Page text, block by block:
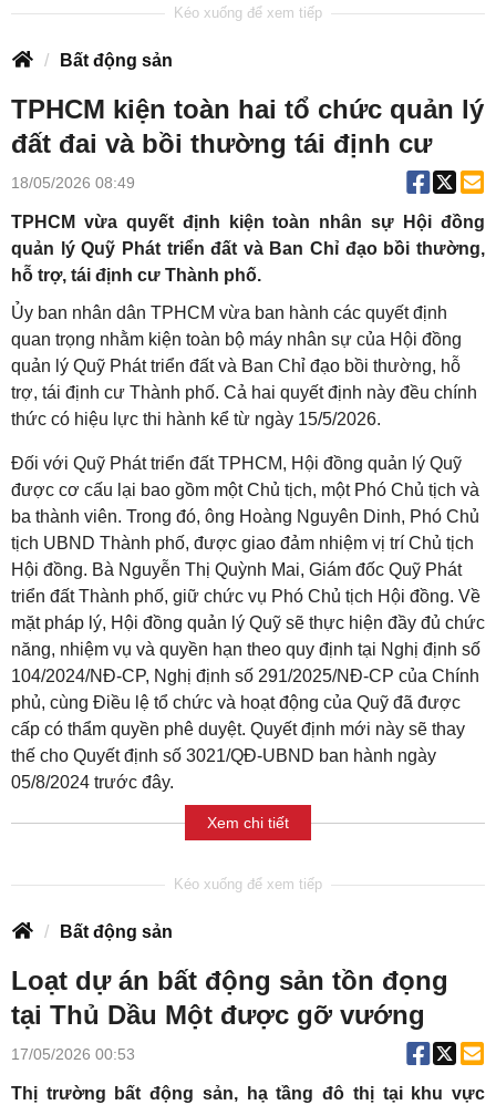
Bất động sản
TPHCM kiện toàn hai tổ chức quản lý
đất đai và bồi thường tái định cư
18/05/2026 08:49
TPHCM vừa quyết định kiện toàn nhân sự Hội đồng
quản lý Quỹ Phát triển đất và Ban Chỉ đạo bồi thường,
hỗ trợ, tái định cư Thành phố.
Ủy ban nhân dân TPHCM vừa ban hành các quyết định
quan trọng nhằm kiện toàn bộ máy nhân sự của Hội đồng
quản lý Quỹ Phát triển đất và Ban Chỉ đạo bồi thường, hỗ
trợ, tái định cư Thành phố. Cả hai quyết định này đều chính
thức có hiệu lực thi hành kể từ ngày 15/5/2026.
Đối với Quỹ Phát triển đất TPHCM, Hội đồng quản lý Quỹ
được cơ cấu lại bao gồm một Chủ tịch, một Phó Chủ tịch và
ba thành viên. Trong đó, ông Hoàng Nguyên Dinh, Phó Chủ
tịch UBND Thành phố, được giao đảm nhiệm vị trí Chủ tịch
Hội đồng. Bà Nguyễn Thị Quỳnh Mai, Giám đốc Quỹ Phát
triển đất Thành phố, giữ chức vụ Phó Chủ tịch Hội đồng. Về
mặt pháp lý, Hội đồng quản lý Quỹ sẽ thực hiện đầy đủ chức
năng, nhiệm vụ và quyền hạn theo quy định tại Nghị định số
104/2024/NĐ-CP, Nghị định số 291/2025/NĐ-CP của Chính
phủ, cùng Điều lệ tổ chức và hoạt động của Quỹ đã được
cấp có thẩm quyền phê duyệt. Quyết định mới này sẽ thay
thế cho Quyết định số 3021/QĐ-UBND ban hành ngày
05/8/2024 trước đây.
Xem chi tiết
Bất động sản
Loạt dự án bất động sản tồn đọng
tại Thủ Dầu Một được gỡ vướng
17/05/2026 00:53
Thị trường bất động sản, hạ tầng đô thị tại khu vực